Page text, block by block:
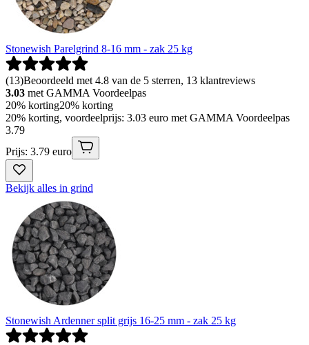
Stonewish Parelgrind 8-16 mm - zak 25 kg
(13)Beoordeeld met 4.8 van de 5 sterren, 13 klantreviews
3.03 met GAMMA Voordeelpas
20% korting20% korting
20% korting, voordeelprijs: 3.03 euro met GAMMA Voordeelpas
3.79
Prijs: 3.79 euro
Bekijk alles in grind
Stonewish Ardenner split grijs 16-25 mm - zak 25 kg